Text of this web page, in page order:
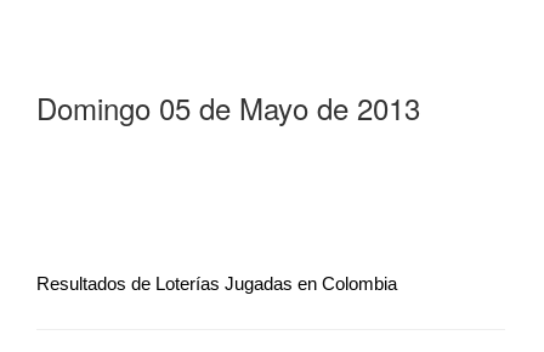
Domingo 05 de Mayo de 2013
Resultados de Loterías Jugadas en Colombia